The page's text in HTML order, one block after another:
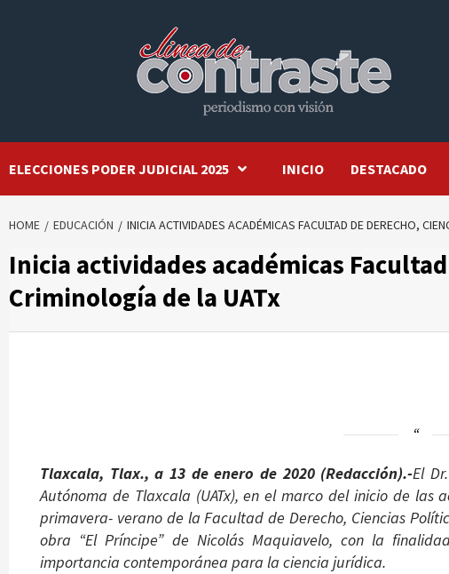
ELECCIONES PODER JUDICIAL 2025 INICIO DESTACADO
HOME EDUCACIÓN INICIA ACTIVIDADES ACADÉMICAS FACULTAD DE DERECHO,
Inicia actividades académicas
Criminología de la UATx
Tlaxcala, Tlax., a 13 de enero de 2020 (Redacción).-El
Autónoma de Tlaxcala (UATx), en el marco del inicio de las
primavera- verano de la Facultad de Derecho, Ciencias
obra “El Príncipe” de Nicolás Maquiavelo, con la
importancia contemporánea para la ciencia jurídica.